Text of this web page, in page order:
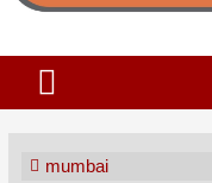
mumbai